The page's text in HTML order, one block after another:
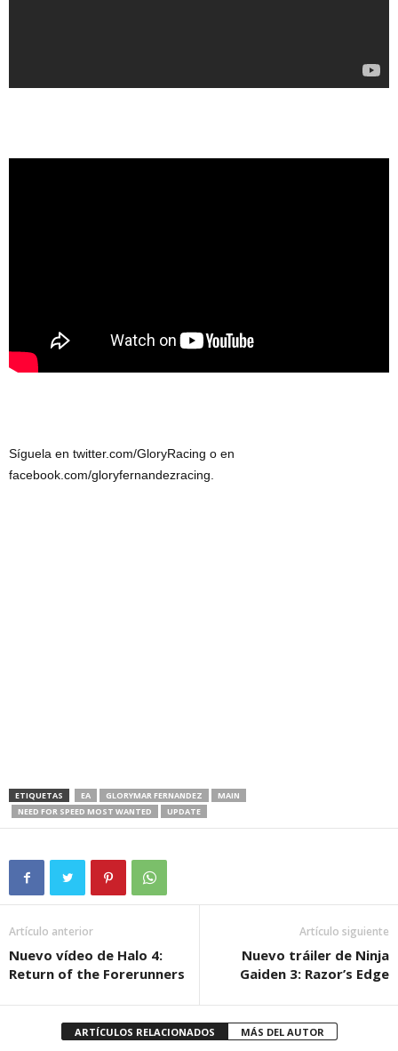
Síguela en twitter.com/GloryRacing o en
facebook.com/gloryfernandezracing.
ETIQUETAS EA GLORYMAR FERNANDEZ
MAIN
NEED FOR SPEED MOST WANTED
UPDATE
Artículo anterior
Nuevo vídeo de Halo 4:
Return of the Forerunners
Artículo siguiente
Nuevo tráiler de Ninja
Gaiden 3: Razor’s Edge
ARTÍCULOS RELACIONADOS MÁS DEL AUTOR